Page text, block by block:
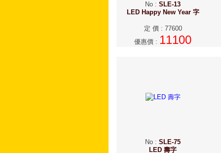
No : SLE-13
LED Happy New Year 字
定 價: 77600
優惠價 : 11100
No : SLE-75
LED 壽字